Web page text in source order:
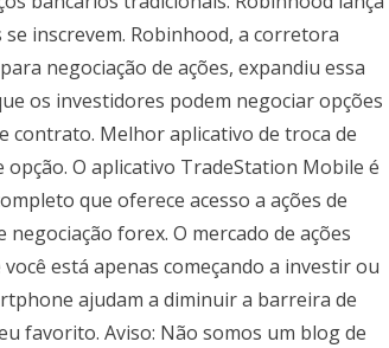
inscrevem. Robinhood, a corretora
negociação de ações, expandiu essa
os investidores podem negociar opções
contrato. Melhor aplicativo de troca de
O aplicativo TradeStation Mobile é
que oferece acesso a ações de
forex. O mercado de ações
está apenas começando a investir ou
ajudam a diminuir a barreira de
favorito. Aviso: Não somos um blog de